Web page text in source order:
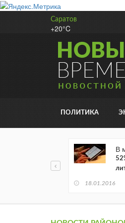
Саратов
+20°C
ПОЛИТИКА
В
18.01.2016